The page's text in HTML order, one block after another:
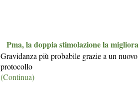
Pma, la doppia stimolazione la migliora
Gravidanza più probabile grazie a un nuovo
protocollo
(Continua)